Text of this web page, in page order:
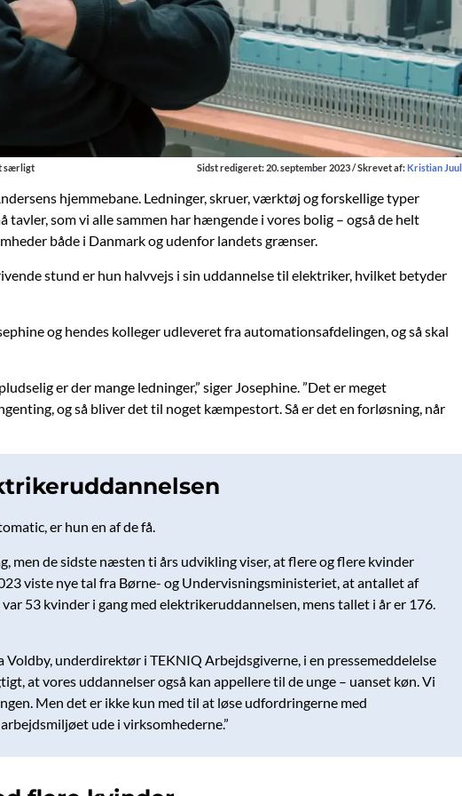
Sidst redigeret: 20. september 2023 / Skrevet af:Kristian Juul
særligt
hjemmebane. Ledninger, skruer, værktøj og forskellige typer
som vi alle sammen har hængende i vores bolig – også de helt
både i Danmark og udenfor landets grænser.
stund er hun halvvejs i sin uddannelse til elektriker, hvilket betyder
og hendes kolleger udleveret fra automationsafdelingen, og så skal
er der mange ledninger,” siger Josephine. ”Det er meget
og så bliver det til noget kæmpestort. Så er det en forløsning, når
er hun en af de få.
de sidste næsten ti års udvikling viser, at flere og flere kvinder
viste nye tal fra Børne- og Undervisningsministeriet, at antallet af
53 kvinder i gang med elektrikeruddannelsen, mens tallet i år er 176.
Voldby, underdirektør i TEKNIQ Arbejdsgiverne, i en pressemeddelelse
at vores uddannelser også kan appellere til de unge – uanset køn. Vi
Men det er ikke kun med til at løse udfordringerne med
ude i virksomhederne.”